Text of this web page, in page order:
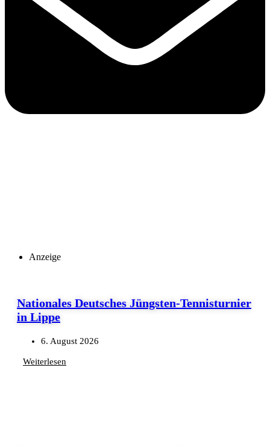
Anzeige
Nationales Deutsches Jüngsten-Tennisturnier
in Lippe
6. August 2026
Weiterlesen